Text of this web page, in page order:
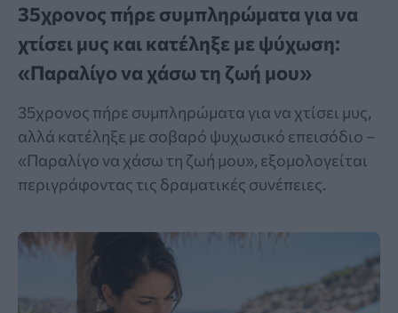
35χρονος πήρε συμπληρώματα για να
χτίσει μυς και κατέληξε με ψύχωση:
«Παραλίγο να χάσω τη ζωή μου»
35χρονος πήρε συμπληρώματα για να χτίσει μυς,
αλλά κατέληξε με σοβαρό ψυχωσικό επεισόδιο –
«Παραλίγο να χάσω τη ζωή μου», εξομολογείται
περιγράφοντας τις δραματικές συνέπειες.